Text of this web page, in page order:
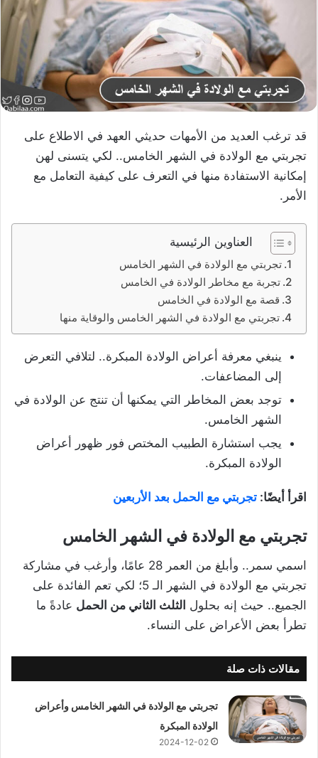
قد ترغب العديد من الأمهات حديثي العهد في الاطلاع على
تجربتي مع الولادة في الشهر الخامس.. لكي يتسنى لهن
إمكانية الاستفادة منها في التعرف على كيفية التعامل مع
الأمر.
العناوين الرئيسية
تجربتي مع الولادة في الشهر الخامس
تجربة مع مخاطر الولادة في الخامس
قصة مع الولادة في الخامس
تجربتي مع الولادة في الشهر الخامس والوقاية منها
ينبغي معرفة أعراض الولادة المبكرة.. لتلافي التعرض
إلى المضاعفات.
توجد بعض المخاطر التي يمكنها أن تنتج عن الولادة في
الشهر الخامس.
يجب استشارة الطبيب المختص فور ظهور أعراض
الولادة المبكرة.
اقرأ أيضًا: تجربتي مع الحمل بعد الأربعين
تجربتي مع الولادة في الشهر الخامس
اسمي سمر.. وأبلغ من العمر 28 عامًا، وأرغب في مشاركة
تجربتي مع الولادة في الشهر الـ 5؛ لكي تعم الفائدة على
الجميع.. حيث إنه بحلول الثلث الثاني من الحمل عادةً ما
تطرأ بعض الأعراض على النساء.
مقالات ذات صلة
تجربتي مع الولادة في الشهر الخامس وأعراض
الولادة المبكرة
2024-12-02